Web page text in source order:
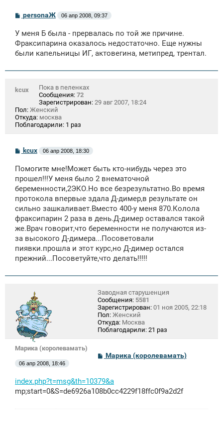
С
о
б
щ
е
н
е
personaЖ 06 апр 2008, 09:37
У меня Б была - прервалась по той же причине.
Фраксипарина оказалось недостаточно. Еще нужны
были капельницы ИГ, актовегина, метипред, трентал.
kcux
Пока в пеленках
Сообщения: 72
Зарегистрирован: 29 авг 2007, 18:24
Пол: Женский
Откуда: москва
Поблагодарили: 1 раз
С
о
б
щ
е
н
и
е
kcux 06 апр 2008, 18:30
Помогите мне!Может быть кто-нибудь через это
прошел!!!У меня было 2 внематочной
беременности,2ЭКО.Но все безрезультатно.Во время
протокола впервые здала Д-димер,в результате он
сильно зашкаливает.Вместо 400-у меня 870.Колола
фраксипарин 2 раза в день.Д-димер оставался такой
же.Врач говорит,что беременности не получаются из-
за высокого Д-димера...Посоветовали
пиявки.прошла и этот курс,но Д-димер остался
прежний...Посоветуйте,что делать!!!!!
Марика (королевамать)
Заводная старушенция
Сообщения: 5581
Зарегистрирован: 01 ноя 2005, 22:18
Пол: Женский
Откуда: Москва
Поблагодарили: 21 раз
С
о
щ
е
н
Марика (королевамать)
06 апр 2008, 18:46
index.php?t=msg&th=10379&a
mp;start=0&S=de6926a108b0cc4229f18ffc0f9a2d2f